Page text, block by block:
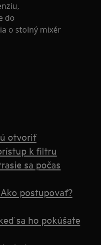
do
o stolný mixér
otvoriť
k filtru
sa počas
postupovať?
sa ho pokúšate